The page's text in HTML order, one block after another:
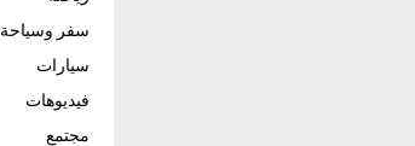
سفر وسياحة
سيارات
فيديوهات
مجتمع